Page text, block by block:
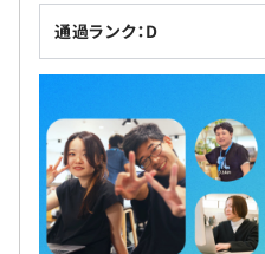
通過ランク：D